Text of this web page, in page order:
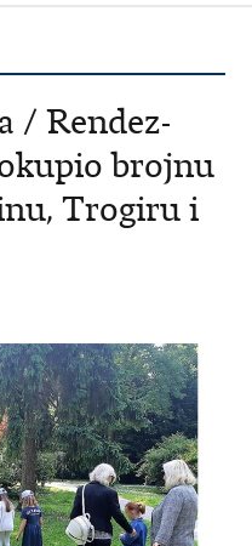
/ Rendez-
brojnu
Trogiru i